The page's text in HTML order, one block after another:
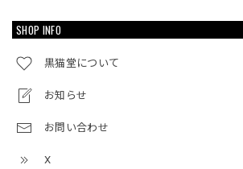
SHOP INFO
黒猫堂について
お知らせ
お問い合わせ
X